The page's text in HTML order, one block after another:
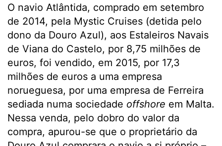
O navio Atlântida, comprado em setembro
de 2014, pela Mystic Cruises (detida pelo
dono da Douro Azul), aos Estaleiros Navais
de Viana do Castelo, por 8,75 milhões de
euros, foi vendido, em 2015, por 17,3
milhões de euros a uma empresa
norueguesa, por uma empresa de Ferreira
sediada numa sociedade offshore em Malta.
Nessa venda, pelo dobro do valor da
compra, apurou-se que o proprietário da